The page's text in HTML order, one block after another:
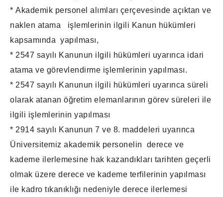
* Akademik personel alımları çerçevesinde açıktan ve
naklen atama işlemlerinin ilgili Kanun hükümleri
kapsamında yapılması,
* 2547 sayılı Kanunun ilgili hükümleri uyarınca idari
atama ve görevlendirme işlemlerinin yapılması.
* 2547 sayılı Kanunun ilgili hükümleri uyarınca süreli
olarak atanan öğretim elemanlarının görev süreleri ile
ilgili işlemlerinin yapılması
* 2914 sayılı Kanunun 7 ve 8. maddeleri uyarınca
Üniversitemiz akademik personelin derece ve
kademe ilerlemesine hak kazandıkları tarihten geçerli
olmak üzere derece ve kademe terfilerinin yapılması
ile kadro tıkanıklığı nedeniyle derece ilerlemesi